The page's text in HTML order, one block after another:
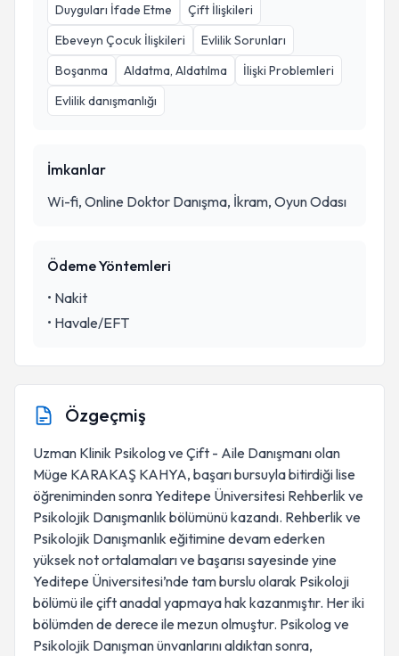
Duyguları İfade Etme
Çift İlişkileri
Ebeveyn Çocuk İlişkileri
Evlilik Sorunları
Boşanma
Aldatma, Aldatılma
İlişki Problemleri
Evlilik danışmanlığı
İmkanlar
Wi-fi, Online Doktor Danışma, İkram, Oyun Odası
Ödeme Yöntemleri
• Nakit
• Havale/EFT
Özgeçmiş
Uzman Klinik Psikolog ve Çift - Aile Danışmanı olan
Müge KARAKAŞ KAHYA, başarı bursuyla bitirdiği lise
öğreniminden sonra Yeditepe Üniversitesi Rehberlik ve
Psikolojik Danışmanlık bölümünü kazandı. Rehberlik ve
Psikolojik Danışmanlık eğitimine devam ederken
yüksek not ortalamaları ve başarısı sayesinde yine
Yeditepe Üniversitesi’nde tam burslu olarak Psikoloji
bölümü ile çift anadal yapmaya hak kazanmıştır. Her iki
bölümden de derece ile mezun olmuştur. Psikolog ve
Psikolojik Danışman ünvanlarını aldıktan sonra,